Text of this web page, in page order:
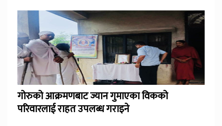
गोरुको आक्रमणबाट ज्यान गुमाएका विकको
परिवारलाई राहत उपलब्ध गराइने